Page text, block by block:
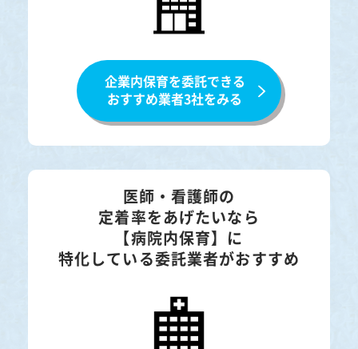
企業内保育を委託できる
おすすめ業者3社をみる
医師・看護師の
定着率をあげたいなら
【病院内保育】に
特化している委託業者がおすすめ